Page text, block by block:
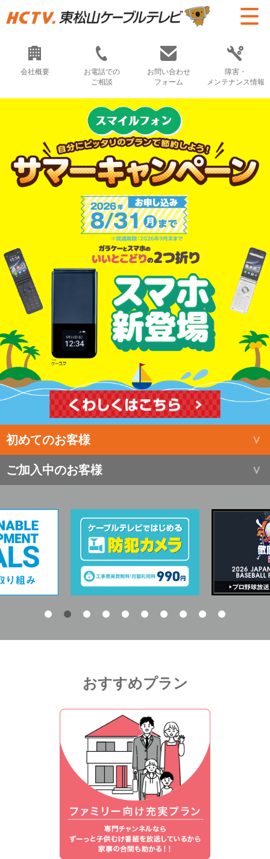
会社概要
お電話での
ご相談
お問い合わせ
フォーム
障害・
メンテナンス情報
初めてのお客様
ご加入中のお客様
おすすめプラン